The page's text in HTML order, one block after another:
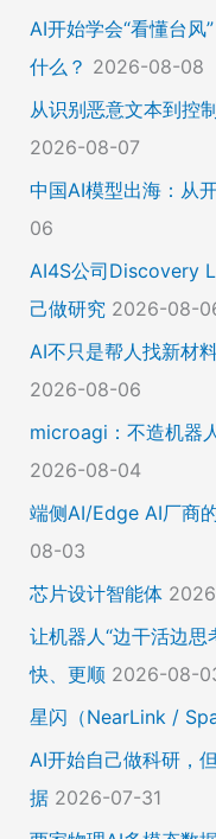
AI开始学会“看懂台
什么？ 2026-08-08
从识别恶意文本到控
2026-08-07
中国AI模型出海：从
06
AI4S公司Discovery
己做研究 2026-08-
AI不只是帮人找新材
2026-08-06
microagi：不造机器
2026-08-04
端侧AI/Edge AI厂商
08-03
芯片设计智能体
让机器人“边干活边
快、更顺 2026-08-
星闪（NearLink /
AI开始自己做科研，
据 2026-07-31